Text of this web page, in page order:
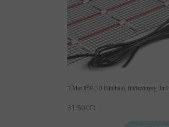
T-Mat 150-3.0 Fűtőháló, fűtőszőnyeg
31,500Ft